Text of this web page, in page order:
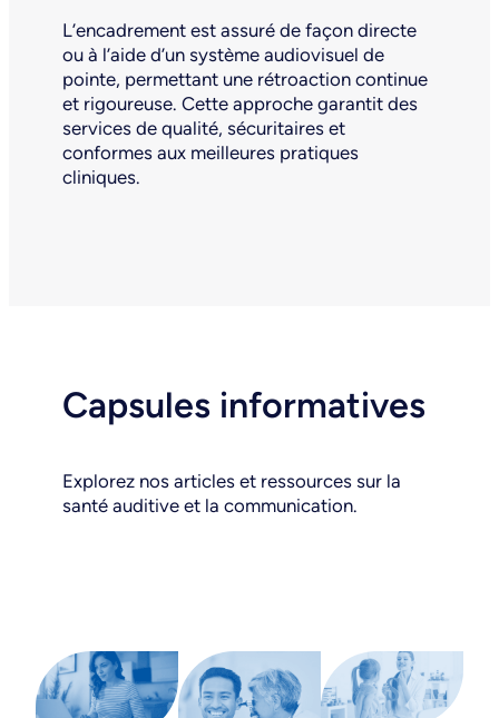
L’encadrement est assuré de façon directe
ou à l’aide d’un système audiovisuel de
pointe, permettant une rétroaction continue
et rigoureuse. Cette approche garantit des
services de qualité, sécuritaires et
conformes aux meilleures pratiques
cliniques.
Capsules informatives
Explorez nos articles et ressources sur la
santé auditive et la communication.